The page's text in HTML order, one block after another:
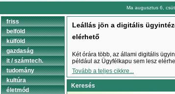
Ma augusztus 6,
Leállás jön a digitális
elérhető
Két órára több, az állami digitális
például az Ügyfélkapu sem lesz
Tovább a teljes cikkre...
Keresés
friss
belföld
külföld
gazdaság
it / számtech.
tudomány
kultúra
életmód